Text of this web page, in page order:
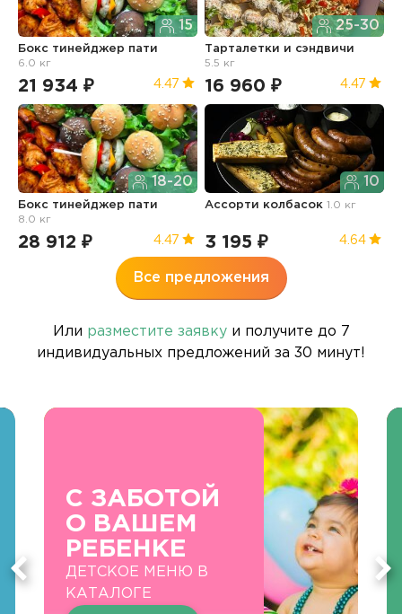
15
Бокс тинейджер пати
6.0 кг
21 934 ₽ 4.47
25-30
Тарталетки и сэндвичи
5.5 кг
16 960 ₽ 4.47
18-20
Бокс тинейджер пати
8.0 кг
28 912 ₽ 4.47
10
Ассорти колбасок1.0 кг
3 195 ₽ 4.64
Все предложения
Или разместите заявкуи получите до 7
индивидуальных предложений за 30 минут!
С ЗАБОТОЙ
О ВАШЕМ
РЕБЕНКЕ
ДЕТСКОЕ МЕНЮ В
КАТАЛОГЕ